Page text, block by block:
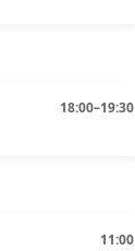
18:00–19:30
11:00